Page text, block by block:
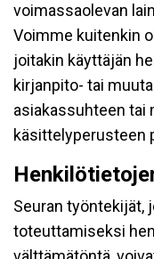
voimassaolevan
Voimme kuitenkin
joitakin käyttäjän
kirjanpito- tai
asiakassuhteen tai
käsittelyperusteen
Seuran työntekijät,
toteuttamiseksi